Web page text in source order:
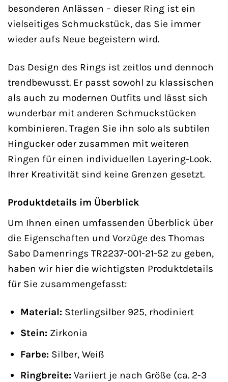
besonderen Anlässen – dieser Ring ist ein
vielseitiges Schmuckstück, das Sie immer
wieder aufs Neue begeistern wird.
Das Design des Rings ist zeitlos und dennoch
trendbewusst. Er passt sowohl zu klassischen
als auch zu modernen Outfits und lässt sich
wunderbar mit anderen Schmuckstücken
kombinieren. Tragen Sie ihn solo als subtilen
Hingucker oder zusammen mit weiteren
Ringen für einen individuellen Layering-Look.
Ihrer Kreativität sind keine Grenzen gesetzt.
Produktdetails im Überblick
Um Ihnen einen umfassenden Überblick über
die Eigenschaften und Vorzüge des Thomas
Sabo Damenrings TR2237-001-21-52 zu geben,
haben wir hier die wichtigsten Produktdetails
für Sie zusammengefasst:
Material:Sterlingsilber 925, rhodiniert
Stein:Zirkonia
Farbe:Silber, Weiß
Ringbreite:Variiert je nach Größe (ca. 2-3